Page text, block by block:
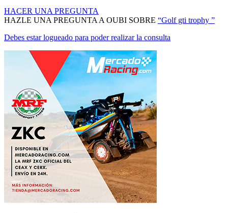
HACER UNA PREGUNTA
HAZLE UNA PREGUNTA A OUBI SOBRE “Golf gti trophy ”
Debes estar logueado para poder realizar la consulta